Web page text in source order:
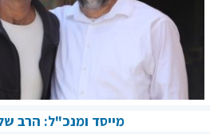
מייסד ומנכ"ל: הרב